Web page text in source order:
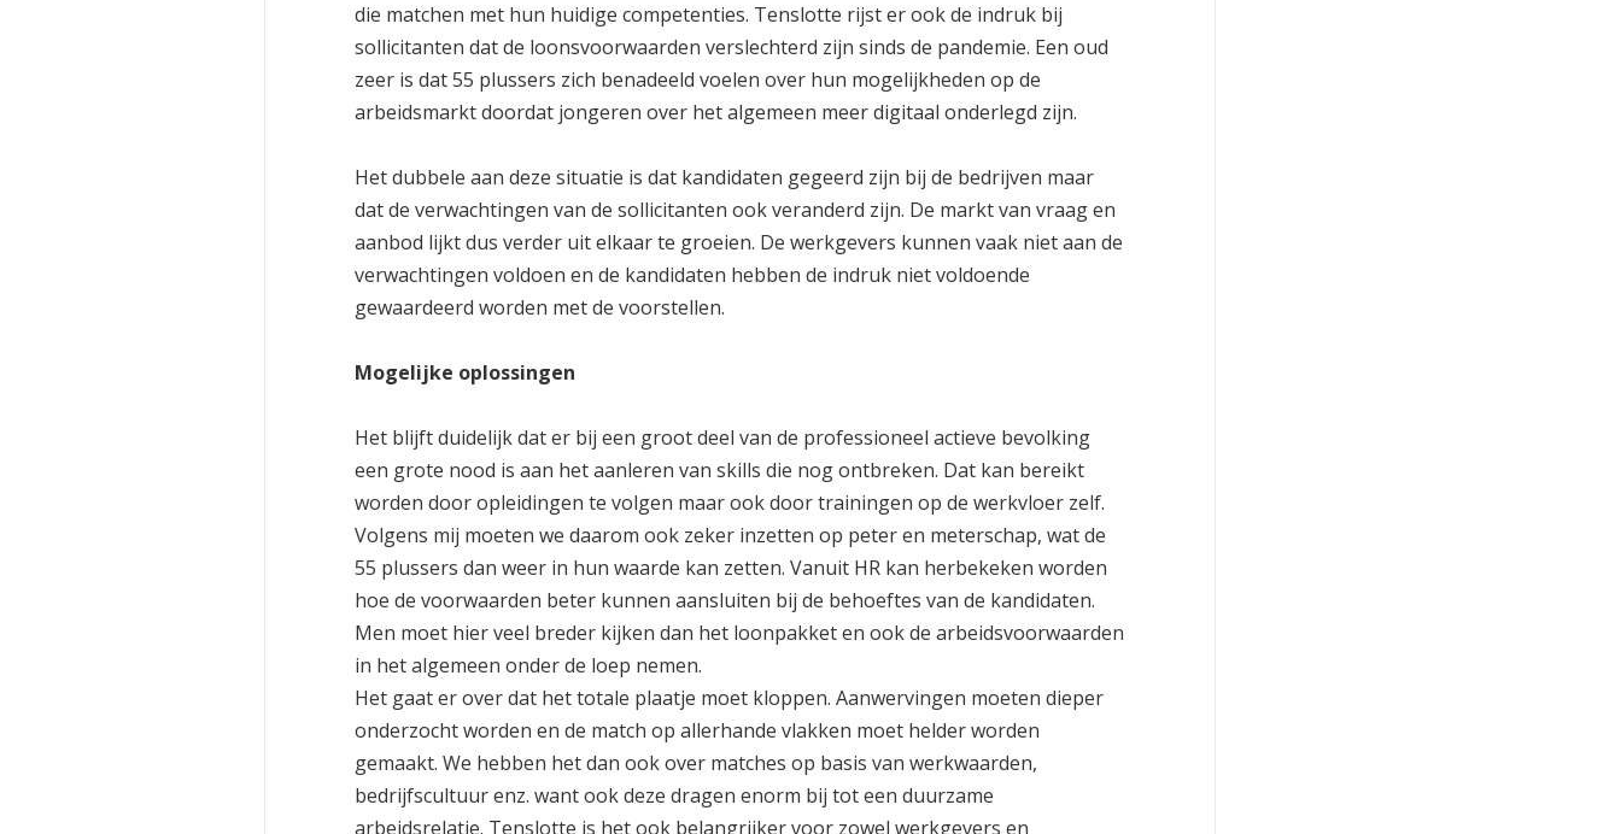
die matchen met hun huidige competenties. Tenslotte rijst er ook de indruk bij
sollicitanten dat de loonsvoorwaarden verslechterd zijn sinds de pandemie. Een oud
zeer is dat 55 plussers zich benadeeld voelen over hun mogelijkheden op de
arbeidsmarkt doordat jongeren over het algemeen meer digitaal onderlegd zijn.
Het dubbele aan deze situatie is dat kandidaten gegeerd zijn bij de bedrijven maar
dat de verwachtingen van de sollicitanten ook veranderd zijn. De markt van vraag en
aanbod lijkt dus verder uit elkaar te groeien. De werkgevers kunnen vaak niet aan de
verwachtingen voldoen en de kandidaten hebben de indruk niet voldoende
gewaardeerd worden met de voorstellen.
Mogelijke oplossingen
Het blijft duidelijk dat er bij een groot deel van de professioneel actieve bevolking
een grote nood is aan het aanleren van skills die nog ontbreken. Dat kan bereikt
worden door opleidingen te volgen maar ook door trainingen op de werkvloer zelf.
Volgens mij moeten we daarom ook zeker inzetten op peter en meterschap, wat de
55 plussers dan weer in hun waarde kan zetten. Vanuit HR kan herbekeken worden
hoe de voorwaarden beter kunnen aansluiten bij de behoeftes van de kandidaten.
Men moet hier veel breder kijken dan het loonpakket en ook de arbeidsvoorwaarden
in het algemeen onder de loep nemen.
Het gaat er over dat het totale plaatje moet kloppen. Aanwervingen moeten dieper
onderzocht worden en de match op allerhande vlakken moet helder worden
gemaakt. We hebben het dan ook over matches op basis van werkwaarden,
bedrijfscultuur enz. want ook deze dragen enorm bij tot een duurzame
arbeidsrelatie. Tenslotte is het ook belangrijker voor zowel werkgevers en